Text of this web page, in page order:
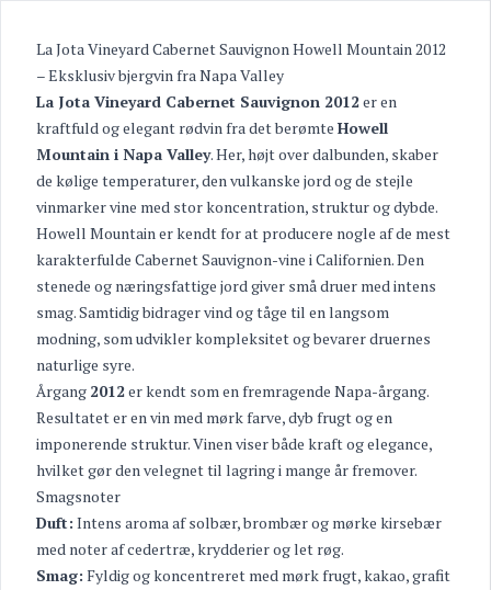
La Jota Vineyard Cabernet Sauvignon Howell Mountain 2012
– Eksklusiv bjergvin fra Napa Valley
La Jota Vineyard Cabernet Sauvignon 2012er en
kraftfuld og elegant rødvin fra det berømte Howell
Mountain i Napa Valley. Her, højt over dalbunden, skaber
de kølige temperaturer, den vulkanske jord og de stejle
vinmarker vine med stor koncentration, struktur og dybde.
Howell Mountain er kendt for at producere nogle af de mest
karakterfulde Cabernet Sauvignon-vine i Californien. Den
stenede og næringsfattige jord giver små druer med intens
smag. Samtidig bidrager vind og tåge til en langsom
modning, som udvikler kompleksitet og bevarer druernes
naturlige syre.
Årgang 2012er kendt som en fremragende Napa-årgang.
Resultatet er en vin med mørk farve, dyb frugt og en
imponerende struktur. Vinen viser både kraft og elegance,
hvilket gør den velegnet til lagring i mange år fremover.
Smagsnoter
Duft: Intens aroma af solbær, brombær og mørke kirsebær
med noter af cedertræ, krydderier og let røg.
Smag: Fyldig og koncentreret med mørk frugt, kakao, grafit